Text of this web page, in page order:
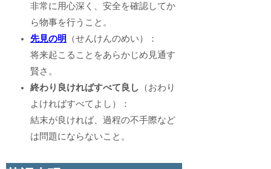
非常に用心深く、安全を確認してか
ら物事を行うこと。
先見の明
（せんけんのめい）：
将来起こることをあらかじめ見通す
賢さ。
終わり良ければすべて良し （おわり
よければすべてよし）：
結末が良ければ、過程の不手際など
は問題にならないこと。